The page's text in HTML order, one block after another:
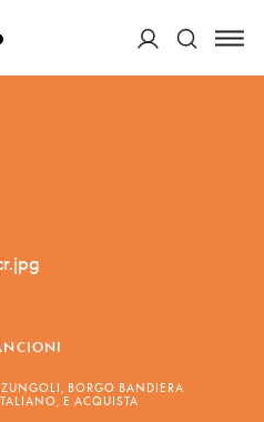
BORGO BANDIERA
E ACQUISTA